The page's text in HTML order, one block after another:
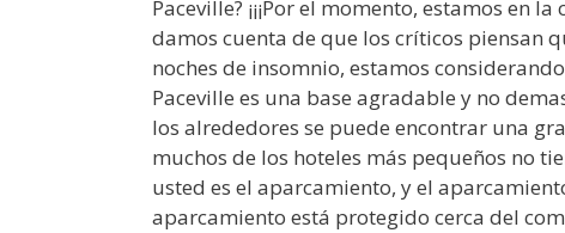
Paceville? ¡¡¡Por el momento, estamos en
damos cuenta de que los críticos piensan
noches de insomnio, estamos
Paceville es una base agradable y no
los alrededores se puede encontrar una
muchos de los hoteles más pequeños no
usted es el aparcamiento, y el
aparcamiento está protegido cerca del